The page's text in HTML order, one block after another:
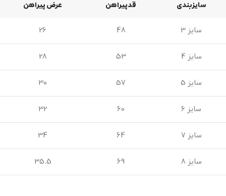
سایزبندی قدپیراهن عرض پیراهن
سایز 3 48
26
سایز 4 53
28
سایز 5 57
30
سایز 6 60
32
سایز 7 64
34
سایز 8 69
35.5